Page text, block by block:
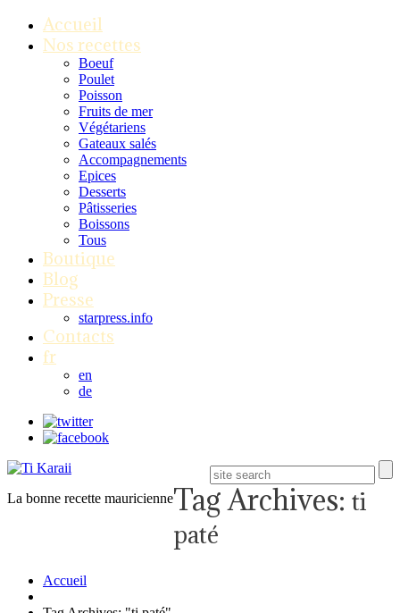
Accueil
Nos recettes
Boeuf
Poulet
Poisson
Fruits de mer
Végétariens
Gateaux salés
Accompagnements
Epices
Desserts
Pâtisseries
Boissons
Tous
Boutique
Blog
Presse
starpress.info
Contacts
fr
en
de
La bonne recette mauricienneTag Archives: ti
paté
Accueil